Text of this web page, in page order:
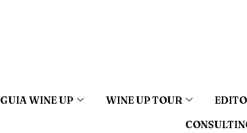
GUIA WINE UP WINE UP TOUR